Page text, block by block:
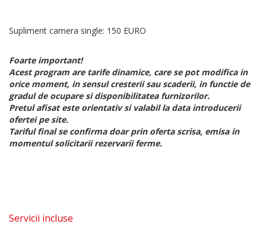
Supliment camera single: 150 EURO
Foarte important!
Acest program are tarife dinamice, care se pot modifica in
orice moment, in sensul cresterii sau scaderii, in functie de
gradul de ocupare si disponibilitatea furnizorilor.
Pretul afisat este orientativ si valabil la data introducerii
ofertei pe site.
Tariful final se confirma doar prin oferta scrisa, emisa in
momentul solicitarii rezervarii ferme.
Servicii incluse